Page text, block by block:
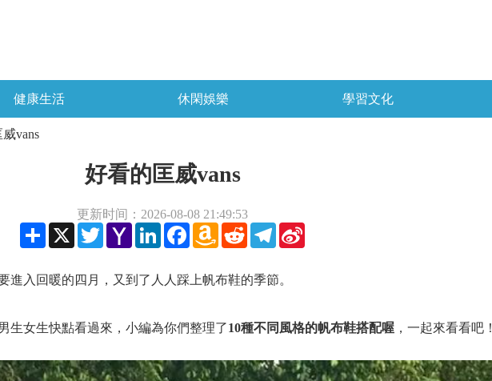
健康生活 休閑娛樂 學習文化
vans
好看的匡威vans
更新时间：2026-08-08 21:49:53
Share X TwitterYahoo
Mail
LinkedInFacebookAmazon
Wish
Reddit Telegram
進入回暖的四月，又到了人人踩上帆布鞋的季節。
生女生快點看過來，小編為你們整理了10種不同風格的帆布鞋搭配喔 ，一起來看看吧！